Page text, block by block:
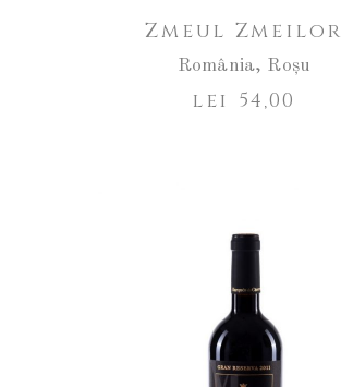
Zmeul Zmeilor
România, Roșu
lei 54,00